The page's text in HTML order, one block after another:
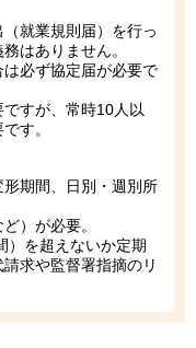
就業規則届）を行っ
はありません。
必ず協定届が必要で
すが、常時10人以
す。
期間、日別・週別所
）が必要。
を超えないか定期
求や監督署指摘のリ